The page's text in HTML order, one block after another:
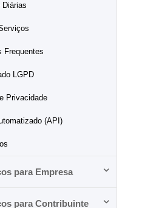
Diárias
Frequentes
LGPD
Privacidade
(API)
para Empresa
para Contribuinte